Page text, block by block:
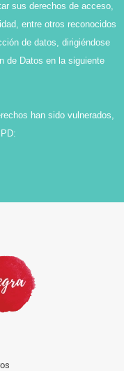
sus derechos de acceso,
entre otros reconocidos
de datos, dirigiéndose
de Datos en la siguiente
han sido vulnerados,